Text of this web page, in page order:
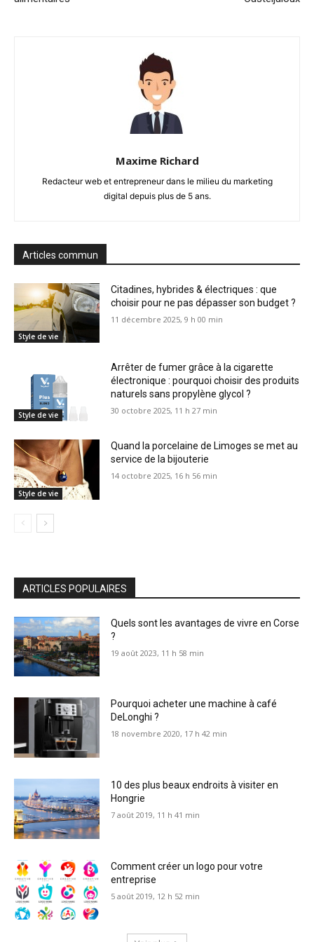
Maxime Richard
Redacteur web et entrepreneur dans le milieu du marketing
digital depuis plus de 5 ans.
Articles commun
Style de vie
Citadines, hybrides & électriques : que
choisir pour ne pas dépasser son budget ?
11 décembre 2025, 9 h 00 min
Style de vie
Arrêter de fumer grâce à la cigarette
électronique : pourquoi choisir des produits
naturels sans propylène glycol ?
30 octobre 2025, 11 h 27 min
Style de vie
Quand la porcelaine de Limoges se met au
service de la bijouterie
14 octobre 2025, 16 h 56 min
ARTICLES POPULAIRES
Quels sont les avantages de vivre en Corse
?
19 août 2023, 11 h 58 min
Pourquoi acheter une machine à café
DeLonghi ?
18 novembre 2020, 17 h 42 min
10 des plus beaux endroits à visiter en
Hongrie
7 août 2019, 11 h 41 min
Comment créer un logo pour votre
entreprise
5 août 2019, 12 h 52 min